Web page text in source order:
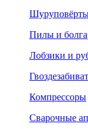
Пилы и
Лобзики и
Компрессоры
Сварочные